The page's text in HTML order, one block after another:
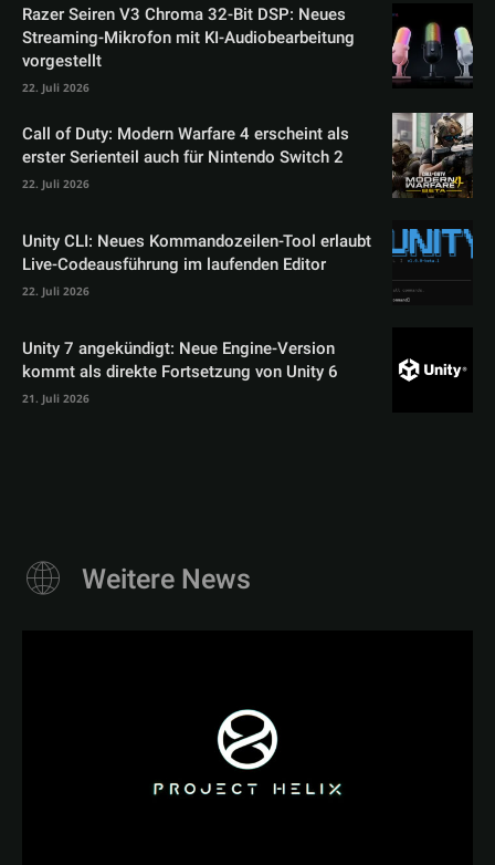
Razer Seiren V3 Chroma 32-Bit DSP: Neues
Streaming-Mikrofon mit KI-Audiobearbeitung
vorgestellt
22. Juli 2026
Call of Duty: Modern Warfare 4 erscheint als
erster Serienteil auch für Nintendo Switch 2
22. Juli 2026
Unity CLI: Neues Kommandozeilen-Tool erlaubt
Live-Codeausführung im laufenden Editor
22. Juli 2026
Unity 7 angekündigt: Neue Engine-Version
kommt als direkte Fortsetzung von Unity 6
21. Juli 2026
Weitere News